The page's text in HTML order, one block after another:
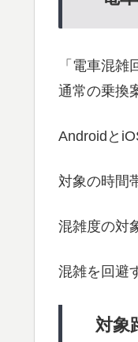
「電車混
通常の乗換
Androidと
対象の時間
混雑度の対
混雑を回避
対象